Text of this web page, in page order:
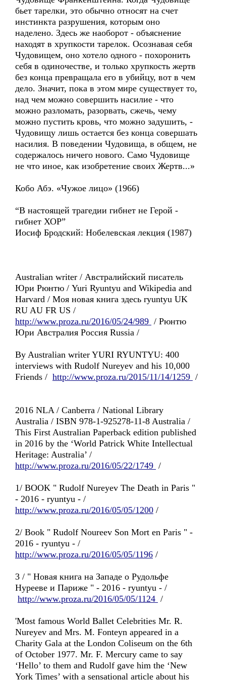
бьет тарелки, это обычно относят на счет
инстинкта разрушения, которым оно
наделено. Здесь же наоборот - объяснение
находят в хрупкости тарелок. Осознавая себя
Чудовищем, оно хотело одного - похоронить
себя в одиночестве, и только хрупкость жертв
без конца превращала его в убийцу, вот в чем
дело. Значит, пока в этом мире существует то,
над чем можно совершить насилие - что
можно разломать, разорвать, сжечь, чему
можно пустить кровь, что можно задушить, -
Чудовищу лишь остается без конца совершать
насилия. В поведении Чудовища, в общем, не
содержалось ничего нового. Само Чудовище
не что иное, как изобретение своих Жертв...»
Кобо Абэ. «Чужое лицо» (1966)
“В настоящей трагедии гибнет не Герой -
гибнет ХОР”
Иосиф Бродский: Нобелевская лекция (1987)
Australian writer / Австралийский писатель
Юри Рюнтю / Yuri Ryuntyu and Wikipedia and
Harvard / Моя новая книга здесь ryuntyu UK
RU AU FR US /
http://www.proza.ru/2016/05/24/989 / Рюнтю
Юри Австралия Россия Russia /
By Australian writer YURI RYUNTYU: 400
interviews with Rudolf Nureyev and his 10,000
Friends / http://www.proza.ru/2015/11/14/1259 /
2016 NLA / Canberra / National Library
Australia / ISBN 978-1-925278-11-8 Australia /
This First Australian Paperback edition published
in 2016 by the ‘World Patrick White Intellectual
Heritage: Australia’ /
http://www.proza.ru/2016/05/22/1749 /
1/ BOOK " Rudolf Nureyev The Death in Paris "
- 2016 - ryuntyu - /
http://www.proza.ru/2016/05/05/1200 /
2/ Book " Rudolf Noureev Son Mort en Paris " -
2016 - ryuntyu - /
http://www.proza.ru/2016/05/05/1196 /
3 / " Новая книга на Западе о Рудольфе
Нурееве и Париже " - 2016 - ryuntyu - /
http://www.proza.ru/2016/05/05/1124 /
'Most famous World Ballet Celebrities Mr. R.
Nureyev and Mrs. M. Fonteyn appeared in a
Charity Gala at the London Coliseum on the 6th
of October 1977. Mr. F. Mercury came to say
‘Hello’ to them and Rudolf gave him the ‘New
York Times’ with a sensational article about his